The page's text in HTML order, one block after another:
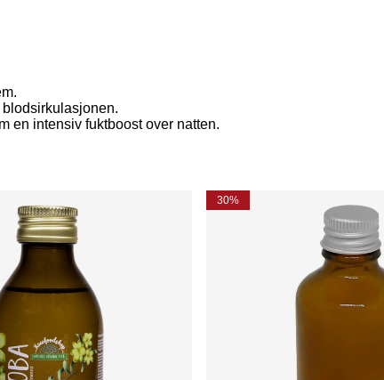
en intensiv fuktboost over natten.
30%